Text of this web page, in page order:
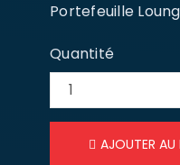
Portefeuille
Quantité
AJOUTER AU